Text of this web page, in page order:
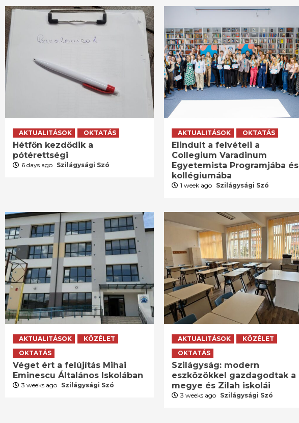
AKTUALITÁSOK OKTATÁS
Hétfőn kezdődik a
pótérettségi
6 days ago Szilágysági Szó
AKTUALITÁSOK OKTATÁS
Elindult a felvételi a
Collegium Varadinum
Egyetemista Programjába és
kollégiumába
1 week ago Szilágysági Szó
AKTUALITÁSOK
KÖZÉLET
OKTATÁS
Véget ért a felújítás Mihai
Eminescu Általános Iskolában
3 weeks ago Szilágysági Szó
AKTUALITÁSOK
KÖZÉLET
OKTATÁS
Szilágyság: modern
eszközökkel gazdagodtak a
megye és Zilah iskolái
3 weeks ago Szilágysági Szó